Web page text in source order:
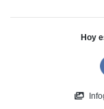
Hoy